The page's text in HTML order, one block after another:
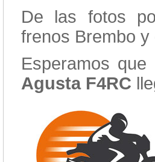
De las fotos
frenos Brembo y
Esperamos
Agusta F4RC